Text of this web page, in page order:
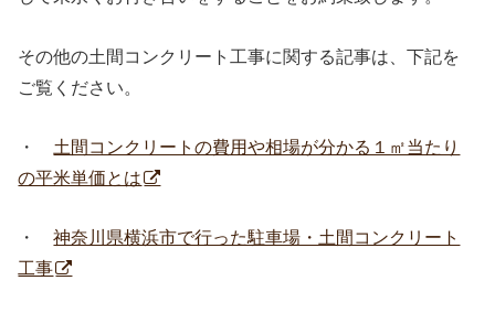
その他の土間コンクリート工事に関する記事は、下記を
ご覧ください。
・土間コンクリートの費用や相場が分かる１㎡当たり
の平米単価とは
・神奈川県横浜市で行った駐車場・土間コンクリート
工事